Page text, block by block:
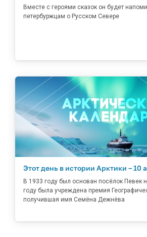
Вместе с героями сказок он будет
петербуржцам о Русском Севере
Этот день в истории Арктики – 10
В 1933 году был основан посёлок Певек
году была учреждена премия
получившая имя Семёна Дежнёва